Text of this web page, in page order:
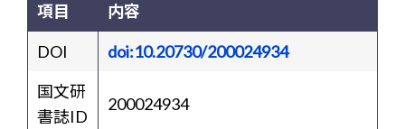
項目 内容
DOI
doi:10.20730/200024934
国文研
書誌ID
200024934